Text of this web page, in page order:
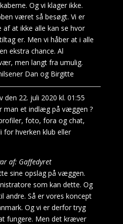
Og vi klager ikke.
været så besøgt. Vi er
af at ikke alle kan se hvor
er. Men vi håber at i alle
ekstra chance. Al
men langt fra umulig.
Dan og Birgitte
den 22. juli 2020 kl. 01:55
man et indlæg på væggen ?
foto, fora og chat,
for hverken klub eller
af: Gaffedyret
sine opslag på væggen.
som kan dette. Og
Så er vores koncept
Og vi er derfor tryg
fungere. Men det kræver